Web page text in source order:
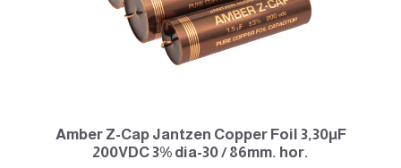
Amber Z-Cap Jantzen Copper Foil 3,30µF
200VDC 3% dia-30 / 86mm. hor.